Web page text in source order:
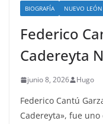
BIOGRAFÍA NUEVO LEÓN
Federico
Cadereyta
junio 8, 2026 Hugo
Federico Cantú
Cadereyta», fue